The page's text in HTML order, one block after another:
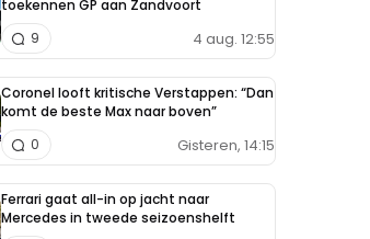
toekennen GP aan Zandvoort
4 aug. 12:55
9
Coronel looft kritische Verstappen: “Dan
komt de beste Max naar boven”
Gisteren, 14:15
0
Ferrari gaat all-in op jacht naar
Mercedes in tweede seizoenshelft